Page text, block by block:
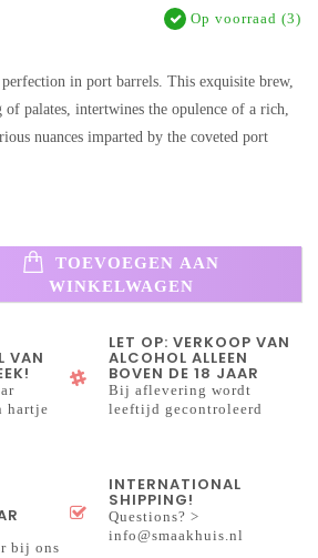
Op voorraad (3)
in port barrels. This exquisite brew,
palates, intertwines the opulence of a rich,
nuances imparted by the coveted port
TOEVOEGEN AAN
WINKELWAGEN
VAN
hartje
LET OP: VERKOOP VAN
ALCOHOL ALLEEN
BOVEN DE 18 JAAR
Bij aflevering wordt
leeftijd gecontroleerd
bij ons
INTERNATIONAL
SHIPPING!
Questions? >
info@smaakhuis.nl